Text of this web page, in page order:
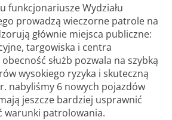
funkcjonariusze Wydziału
prowadzą wieczorne patrole na
głównie miejsca publiczne:
targowiska i centra
służb pozwala na szybką
wysokiego ryzyka i skuteczną
nabyliśmy 6 nowych pojazdów
jeszcze bardziej usprawnić
warunki patrolowania.